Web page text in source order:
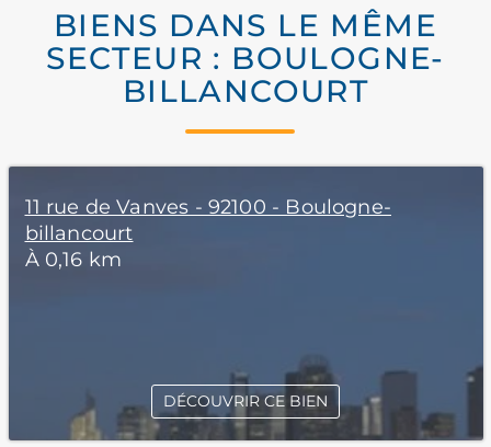
BIENS DANS LE MÊME
SECTEUR : BOULOGNE-
BILLANCOURT
11 rue de Vanves - 92100 - Boulogne-
billancourt
À 0,16 km
DÉCOUVRIR CE BIEN